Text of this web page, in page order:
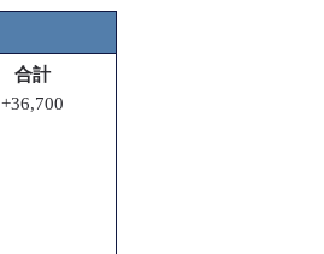
合計
+36,700